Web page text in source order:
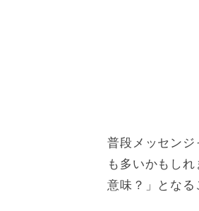
普段メッセン
も多いかもし
意味？」となる